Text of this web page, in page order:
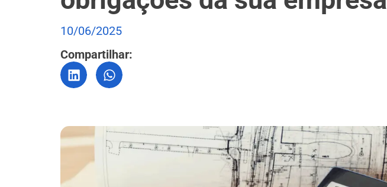
10/06/2025
Compartilhar: